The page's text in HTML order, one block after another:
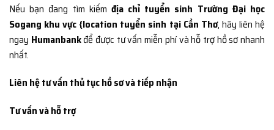
Nếu bạn đang tìm kiếm địa chỉ tuyển sinh Trường Đại học
Sogang khu vực {location tuyển sinh tại Cần Thơ, hãy liên hệ
ngay Humanbankđể được tư vấn miễn phí và hỗ trợ hồ sơ nhanh
nhất.
Liên hệ tư vấn thủ tục hồ sơ và tiếp nhận
Tư vấn và hỗ trợ